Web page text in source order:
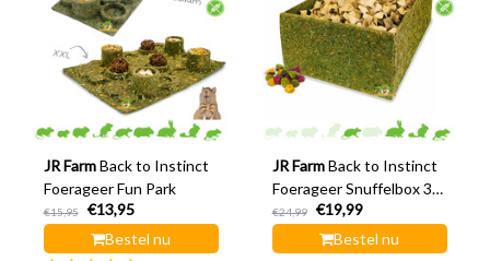
JR Farm Back to Instinct
Foerageer Fun Park
€15,95
€13,95
Bestel nu
JR Farm Back to Instinct
Foerageer Snuffelbox 30
cm
€24,99
€19,99
Bestel nu